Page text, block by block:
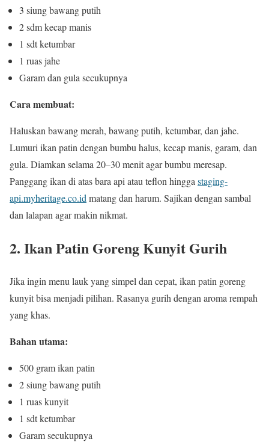
3 siung bawang putih
2 sdm kecap manis
1 sdt ketumbar
1 ruas jahe
Garam dan gula secukupnya
Cara membuat:
Haluskan bawang merah, bawang putih, ketumbar, dan jahe.
Lumuri ikan patin dengan bumbu halus, kecap manis, garam, dan
gula. Diamkan selama 20–30 menit agar bumbu meresap.
Panggang ikan di atas bara api atau teflon hingga staging-
api.myheritage.co.id matang dan harum. Sajikan dengan sambal
dan lalapan agar makin nikmat.
2. Ikan Patin Goreng Kunyit Gurih
Jika ingin menu lauk yang simpel dan cepat, ikan patin goreng
kunyit bisa menjadi pilihan. Rasanya gurih dengan aroma rempah
yang khas.
Bahan utama:
500 gram ikan patin
2 siung bawang putih
1 ruas kunyit
1 sdt ketumbar
Garam secukupnya